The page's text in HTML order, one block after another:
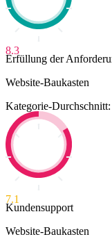
8.3
Erfüllung der
Website-Baukasten
Kategorie-
7.1
Kundensupport
Website-Baukasten